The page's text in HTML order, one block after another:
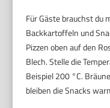
Für Gäste brauchst du
Backkartoffeln und
Pizzen oben auf den
Blech. Stelle die
Beispiel 200 °C.
bleiben die Snacks